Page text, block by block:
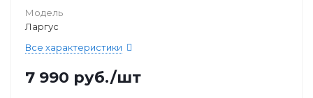
Модель
Ларгус
Все характеристики
7 990 руб./шт